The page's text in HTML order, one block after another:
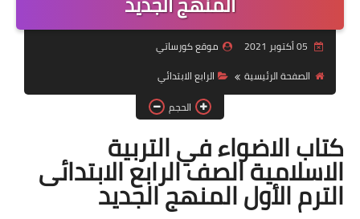
موضوعات
تكنولوجيا
روايات
صحة
موقع كورساتي
الصفحة الرئيسية
الرابع الابتدائي
الحجم
كتاب الاضواء في التربية
الاسلامية الصف الرابع الابتدائى
الترم الأول المنهج الجديد